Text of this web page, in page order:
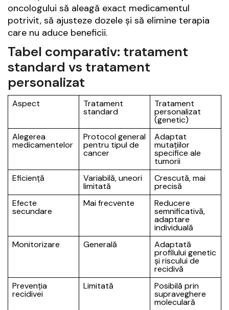
oncologului să aleagă exact medicamentul
potrivit, să ajusteze dozele și să elimine terapia
care nu aduce beneficii.
Tabel comparativ: tratament
standard vs tratament
personalizat
Aspect Tratament
standard
Tratament
personalizat
(genetic)
Alegerea
medicamentelor
Protocol general
pentru tipul de
cancer
Adaptat
mutațiilor
specifice ale
tumorii
Eficiență
Variabilă, uneori
limitată
Crescută, mai
precisă
Efecte
secundare
Mai frecvente Reducere
semnificativă,
adaptare
individuală
Monitorizare
Generală Adaptată
profilului genetic
și riscului de
recidivă
Prevenția
recidivei
Limitată Posibilă prin
supraveghere
moleculară